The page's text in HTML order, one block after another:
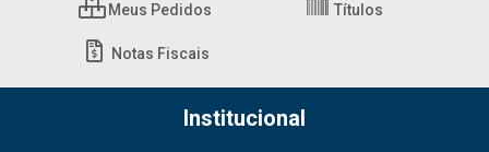
Meus Pedidos Títulos
Notas Fiscais
Institucional